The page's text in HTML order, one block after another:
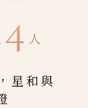
人
星和與